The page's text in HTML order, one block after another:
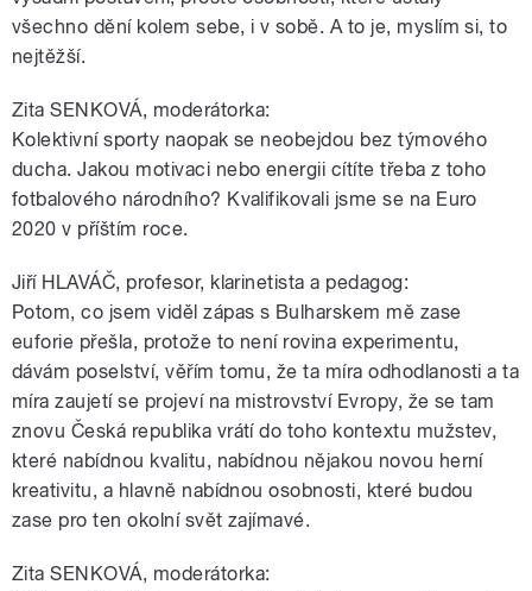
všechno dění kolem sebe, i v sobě. A to je, myslím si, to
nejtěžší.
Zita SENKOVÁ, moderátorka:
Kolektivní sporty naopak se neobejdou bez týmového
ducha. Jakou motivaci nebo energii cítíte třeba z toho
fotbalového národního? Kvalifikovali jsme se na Euro
2020 v příštím roce.
Jiří HLAVÁČ, profesor, klarinetista a pedagog:
Potom, co jsem viděl zápas s Bulharskem mě zase
euforie přešla, protože to není rovina experimentu,
dávám poselství, věřím tomu, že ta míra odhodlanosti a ta
míra zaujetí se projeví na mistrovství Evropy, že se tam
znovu Česká republika vrátí do toho kontextu mužstev,
které nabídnou kvalitu, nabídnou nějakou novou herní
kreativitu, a hlavně nabídnou osobnosti, které budou
zase pro ten okolní svět zajímavé.
Zita SENKOVÁ, moderátorka: